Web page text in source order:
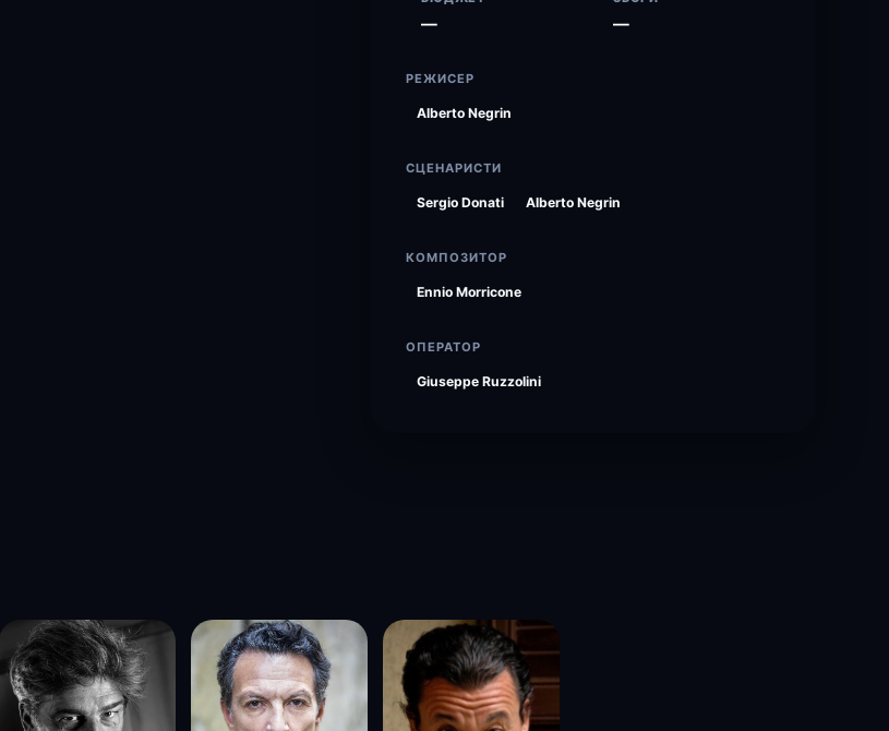
— —
РЕЖИСЕР
Alberto Negrin
СЦЕНАРИСТИ
Sergio Donati Alberto Negrin
КОМПОЗИТОР
Ennio Morricone
ОПЕРАТОР
Giuseppe Ruzzolini